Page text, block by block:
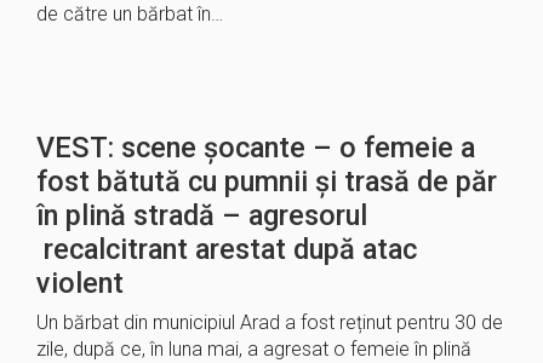
de către un bărbat în…
VEST: scene șocante – o femeie a
fost bătută cu pumnii și trasă de păr
în plină stradă – agresorul
recalcitrant arestat după atac
violent
Un bărbat din municipiul Arad a fost reținut pentru 30 de
zile, după ce, în luna mai, a agresat o femeie în plină